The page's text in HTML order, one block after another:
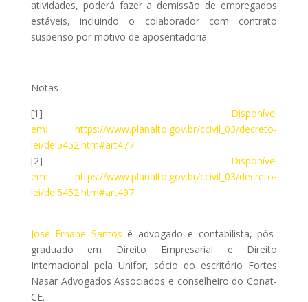
atividades, poderá fazer a demissão de empregados
estáveis, incluindo o colaborador com contrato
suspenso por motivo de aposentadoria.
Notas
[1] Disponível
em:https://www.planalto.gov.br/ccivil_03/decreto-
lei/del5452.htm#art477
[2] Disponível
em:https://www.planalto.gov.br/ccivil_03/decreto-
lei/del5452.htm#art497
José Ernane Santos é advogado e contabilista, pós-
graduado em Direito Empresarial e Direito
Internacional pela Unifor, sócio do escritório Fortes
Nasar Advogados Associados e conselheiro do Conat-
CE.